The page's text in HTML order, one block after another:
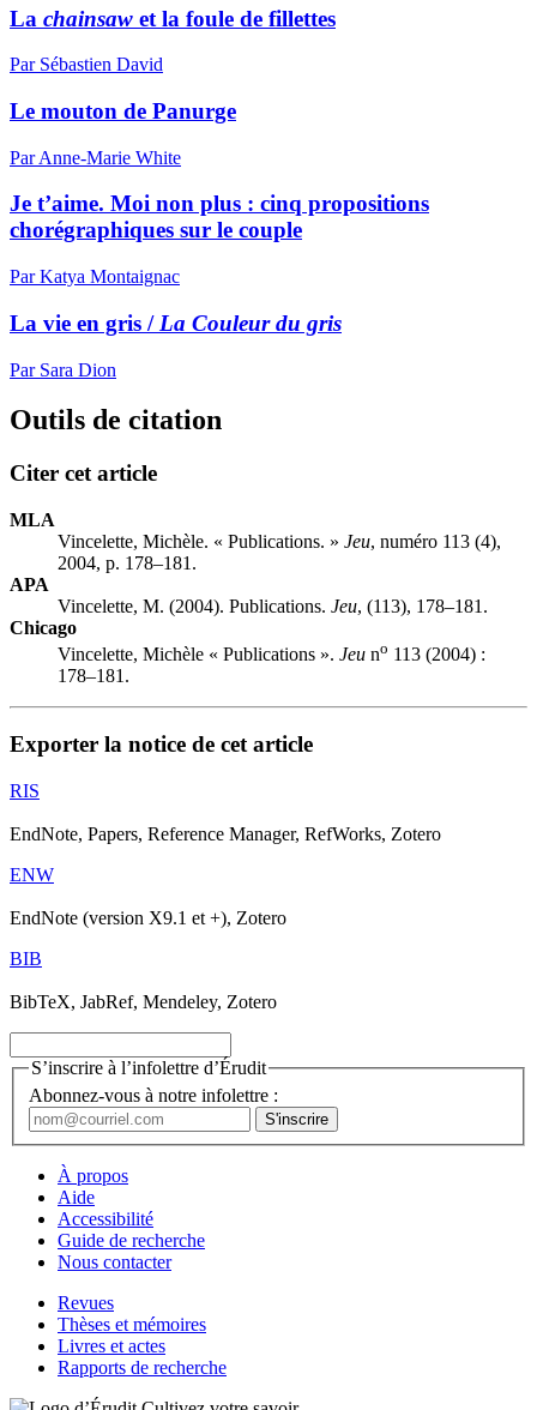
La chainsaw et la foule de fillettes
Par Sébastien David
Le mouton de Panurge
Par Anne-Marie White
Je t’aime. Moi non plus : cinq propositions
chorégraphiques sur le couple
Par Katya Montaignac
La vie en gris / La Couleur du gris
Par Sara Dion
Outils de citation
Citer cet article
MLA
Vincelette, Michèle. « Publications. » Jeu, numéro 113 (4),
2004, p. 178–181.
APA
Vincelette, M. (2004). Publications. Jeu, (113), 178–181.
Chicago
Vincelette, Michèle « Publications ». Jeu no 113 (2004) :
178–181.
Exporter la notice de cet article
RIS
EndNote, Papers, Reference Manager, RefWorks, Zotero
ENW
EndNote (version X9.1 et +), Zotero
BIB
BibTeX, JabRef, Mendeley, Zotero
S’inscrire à l’infolettre d’Érudit
Abonnez-vous à notre infolettre :
À propos
Aide
Accessibilité
Guide de recherche
Nous contacter
Revues
Thèses et mémoires
Livres et actes
Rapports de recherche